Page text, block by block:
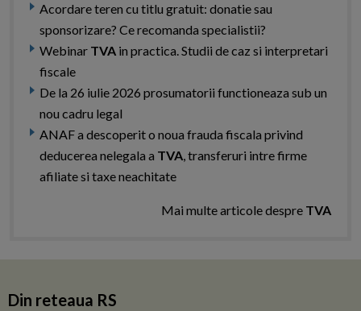
Acordare teren cu titlu gratuit: donatie sau
sponsorizare? Ce recomanda specialistii?
Webinar TVA in practica. Studii de caz si interpretari
fiscale
De la 26 iulie 2026 prosumatorii functioneaza sub un
nou cadru legal
ANAF a descoperit o noua frauda fiscala privind
deducerea nelegala a TVA, transferuri intre firme
afiliate si taxe neachitate
Mai multe articole despre TVA
Din reteaua RS